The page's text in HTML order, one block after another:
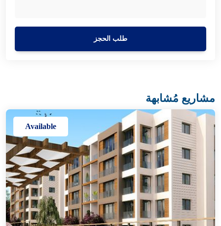
طلب الحجز
مشاريع مُشابهة
Available